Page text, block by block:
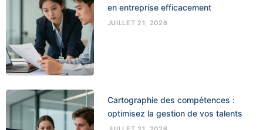
en entreprise efficacement
JUILLET 21, 2026
Cartographie des compétences :
optimisez la gestion de vos talents